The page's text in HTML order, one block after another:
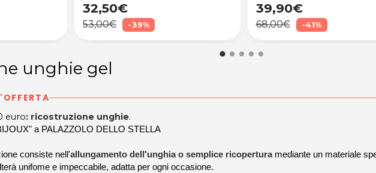
32,50€
53,00€ -39%
39,90€
68,00€ -41%
unghie gel
euro: ricostruzione unghie.
a PALAZZOLO DELLO STELLA
consiste nell'allungamento dell'unghia o semplice ricopertura mediante un materiale
unifome e impeccabile, adatta per ogni occasione.